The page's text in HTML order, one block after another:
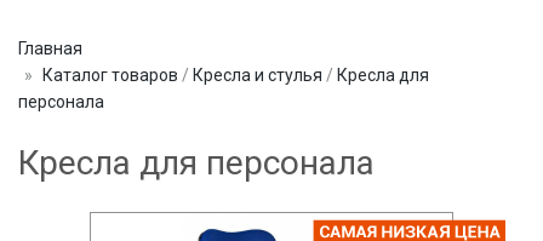
Главная
Каталог товаров / Кресла и стулья / Кресла для
персонала
Кресла для персонала